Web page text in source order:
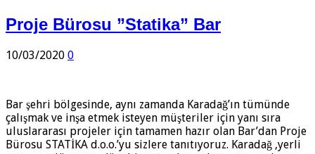
Proje Bürosu ”Statika” Bar
10/03/2020 0
Bar şehri bölgesinde, aynı zamanda Karadağ’ın tümünde
çalışmak ve inşa etmek isteyen müşteriler için yanı sıra
uluslararası projeler için tamamen hazır olan Bar’dan Proje
Bürosu STATİKA d.o.o.’yu sizlere tanıtıyoruz. Karadağ ,yerli